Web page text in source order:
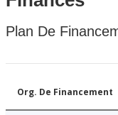
Plan De
Org. De Financement